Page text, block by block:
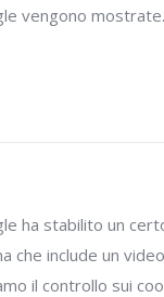
vengono
ha stabilito un
che include un
il controllo sui